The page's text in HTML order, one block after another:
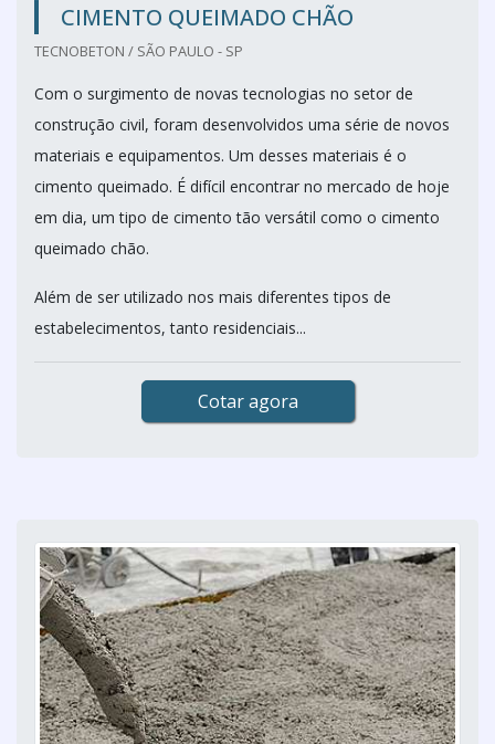
CIMENTO QUEIMADO CHÃO
TECNOBETON / SÃO PAULO - SP
Com o surgimento de novas tecnologias no setor de
construção civil, foram desenvolvidos uma série de novos
materiais e equipamentos. Um desses materiais é o
cimento queimado. É difícil encontrar no mercado de hoje
em dia, um tipo de cimento tão versátil como o cimento
queimado chão.
Além de ser utilizado nos mais diferentes tipos de
estabelecimentos, tanto residenciais...
Cotar agora